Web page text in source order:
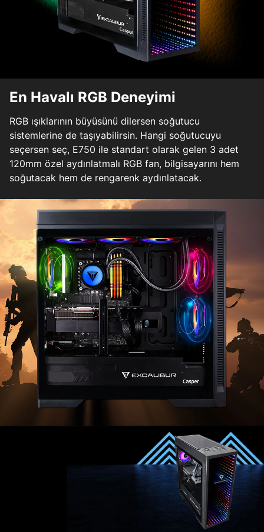
En Havalı RGB Deneyimi
RGB ışıklarının büyüsünü dilersen soğutucu
sistemlerine de taşıyabilirsin. Hangi soğutucuyu
seçersen seç, E750 ile standart olarak gelen 3 adet
120mm özel aydınlatmalı RGB fan, bilgisayarını hem
soğutacak hem de rengarenk aydınlatacak.